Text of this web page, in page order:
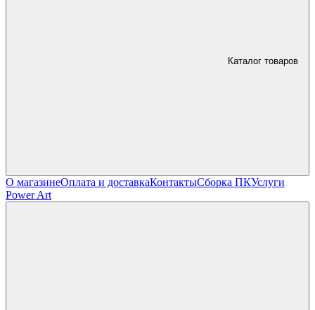
Каталог товаров
О магазинеОплата и доставкаКонтактыСборка ПКУслуги
Power Art